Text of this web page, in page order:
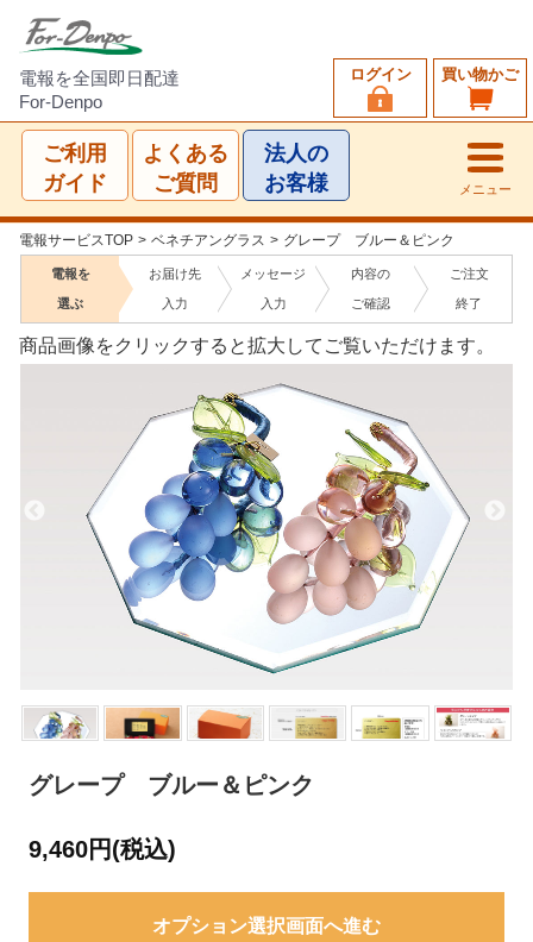
電報を全国即日配達
For-Denpo
買い物かご
ログイン
ご利用
ガイド
よくある
ご質問
法人の
お客様
メニュー
電報サービスTOP > ベネチアングラス > グレープ ブルー＆ピンク
電報を
選ぶ
お届け先
入力
メッセージ
入力
内容の
ご確認
ご注文
終了
商品画像をクリックすると拡大してご覧いただけます。
グレープ ブルー＆ピンク
9,460円(税込)
オプション選択画面へ進む